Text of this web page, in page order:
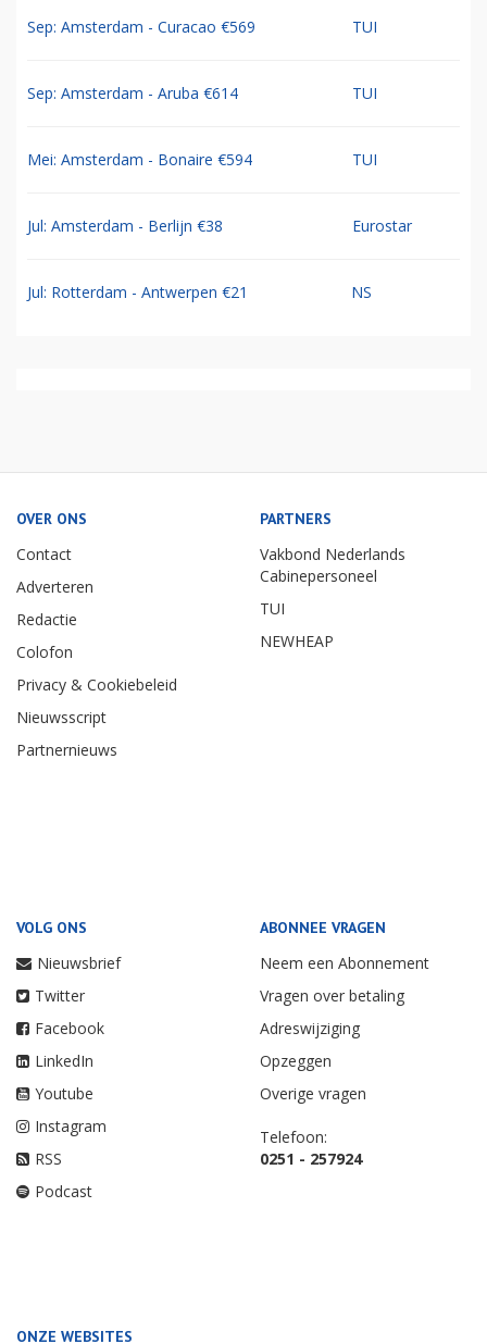
Sep: Amsterdam - Curacao €569 TUI
Sep: Amsterdam - Aruba €614 TUI
Mei: Amsterdam - Bonaire €594 TUI
Jul: Amsterdam - Berlijn €38 Eurostar
Jul: Rotterdam - Antwerpen €21 NS
OVER ONS
Contact
Adverteren
Redactie
Colofon
Privacy & Cookiebeleid
Nieuwsscript
Partnernieuws
PARTNERS
Vakbond Nederlands
Cabinepersoneel
TUI
NEWHEAP
VOLG ONS
Nieuwsbrief
Twitter
Facebook
LinkedIn
Youtube
Instagram
RSS
Podcast
ABONNEE VRAGEN
Neem een Abonnement
Vragen over betaling
Adreswijziging
Opzeggen
Overige vragen
Telefoon:
0251 - 257924
ONZE WEBSITES